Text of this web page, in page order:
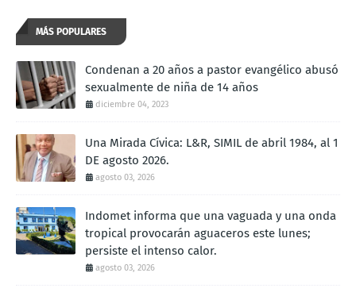
MÁS POPULARES
Condenan a 20 años a pastor evangélico abusó
sexualmente de niña de 14 años
diciembre 04, 2023
Una Mirada Cívica: L&R, SIMIL de abril 1984, al 1
DE agosto 2026.
agosto 03, 2026
Indomet informa que una vaguada y una onda
tropical provocarán aguaceros este lunes;
persiste el intenso calor.
agosto 03, 2026